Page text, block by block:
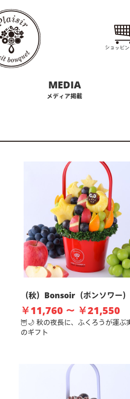
ショッピ
MEDIA
メディア掲載
（秋）Bonsoir（ボンソワー）
￥11,760 ～ ￥21,550
🦉🌙 秋の夜長に、ふくろうが運ぶ
のギフト